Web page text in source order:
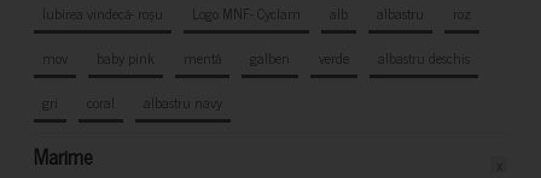
Iubirea vindecă- roșu
Logo MNF- Cyclam alb albastru
roz
mov
baby pink mentă galben verde
albastru deschis
gri
coral albastru navy
Marime